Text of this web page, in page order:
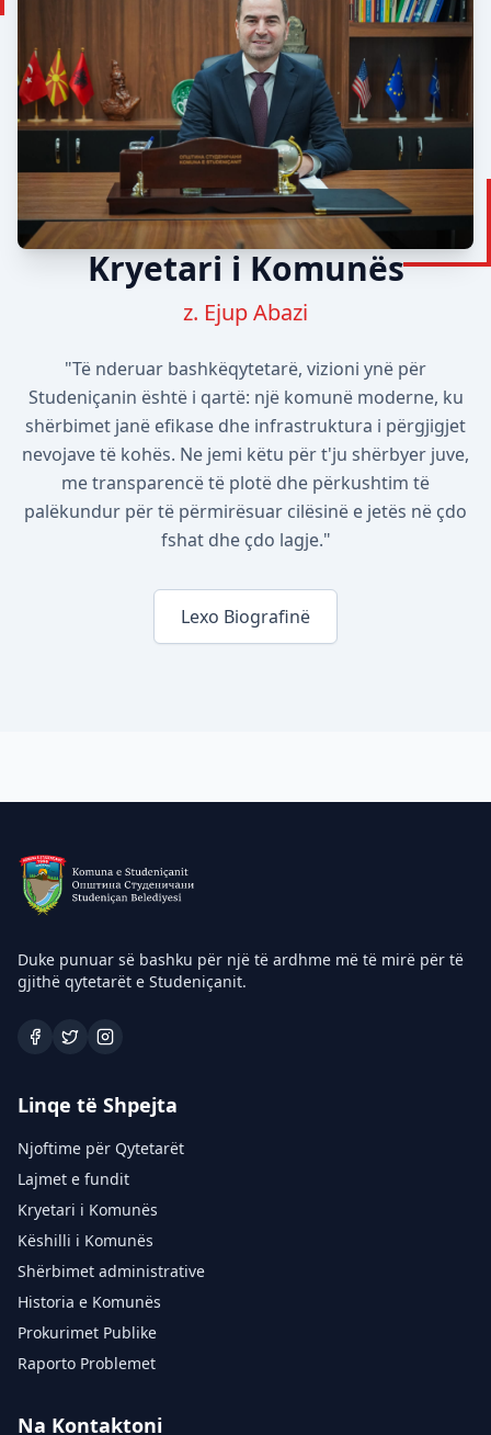
Kryetari i Komunës
z. Ejup Abazi
"Të nderuar bashkëqytetarë, vizioni ynë për
Studeniçanin është i qartë: një komunë moderne, ku
shërbimet janë efikase dhe infrastruktura i përgjigjet
nevojave të kohës. Ne jemi këtu për t'ju shërbyer juve,
me transparencë të plotë dhe përkushtim të
palëkundur për të përmirësuar cilësinë e jetës në çdo
fshat dhe çdo lagje."
Lexo Biografinë
Duke punuar së bashku për një të ardhme më të mirë për të
gjithë qytetarët e Studeniçanit.
Linqe të Shpejta
Njoftime për Qytetarët
Lajmet e fundit
Kryetari i Komunës
Këshilli i Komunës
Shërbimet administrative
Historia e Komunës
Prokurimet Publike
Raporto Problemet
Na Kontaktoni